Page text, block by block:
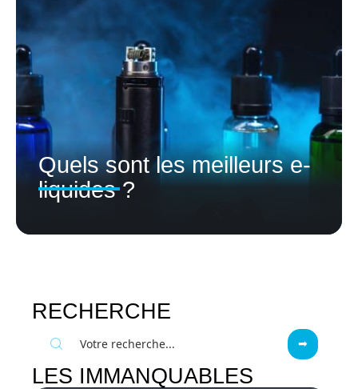
Quels sont les meilleurs e-
liquides ?
RECHERCHE
LES IMMANQUABLES